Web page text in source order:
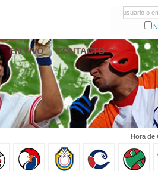
usuario o
EN VIVO CONTACTO
Hora de